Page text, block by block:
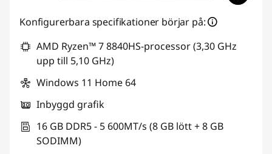
Konfigurerbara specifikationer börjar på:
AMD Ryzen™ 7 8840HS-processor (3,30 GHz
upp till 5,10 GHz)
Windows 11 Home 64
Inbyggd grafik
16 GB DDR5 - 5 600MT/s (8 GB lött + 8 GB
SODIMM)